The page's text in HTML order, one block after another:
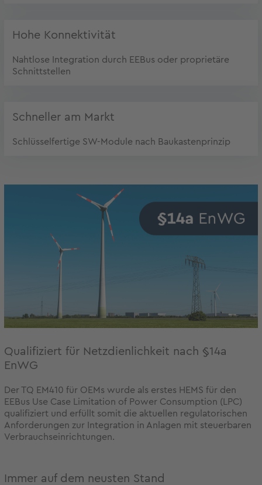
Hohe Konnektivität
Nahtlose Integration durch EEBus oder proprietäre
Schnittstellen
Schneller am Markt
Schlüsselfertige SW-Module nach Baukastenprinzip
Qualifiziert für Netzdienlichkeit nach §14a
EnWG
Der TQ EM410 für OEMs wurde als erstes HEMS für den
EEBus Use Case Limitation of Power Consumption (LPC)
qualifiziert und erfüllt somit die aktuellen regulatorischen
Anforderungen zur Integration in Anlagen mit steuerbaren
Verbrauchseinrichtungen.
Immer auf dem neusten Stand